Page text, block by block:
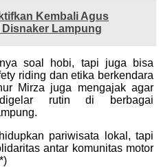
Kembali Agus
Lampung
soal hobi, tapi juga bisa
riding dan etika berkendara
Mirza juga mengajak agar
rutin di berbagai
pariwisata lokal, tapi
antar komunitas motor